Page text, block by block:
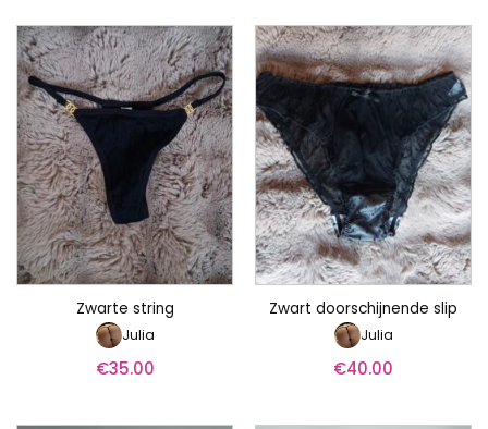
Zwarte string
Julia
€35.00
Zwart doorschijnende slip
Julia
€40.00